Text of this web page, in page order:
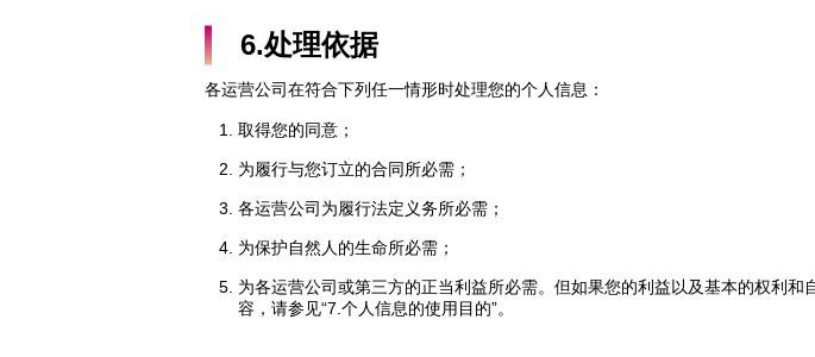
6.处理依据
各运营公司在符合下列任一情形时处理您的个人信息：
取得您的同意；
为履行与您订立的合同所必需；
各运营公司为履行法定义务所必需；
为保护自然人的生命所必需；
为各运营公司或第三方的正当利益所必需。但如果您的利益以及基本的权利
容，请参见“7.个人信息的使用目的”。